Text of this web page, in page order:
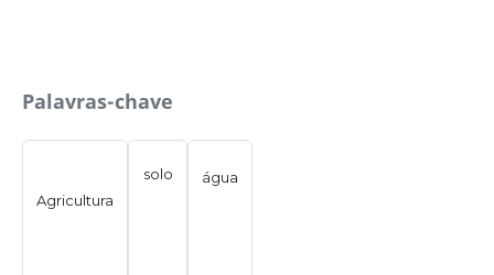
Palavras-chave
Agricultura
solo água